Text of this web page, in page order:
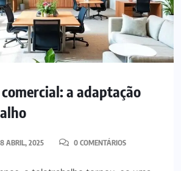
a adaptação
ABRIL, 2025 0 COMENTÁRIOS